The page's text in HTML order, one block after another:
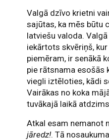
Valgā dzīvo krietni
sajūtas, ka mēs būtu
latviešu valoda.
iekārtots skvēriņš,
piemēram, ir senākā
pie rātsnama esošās
viegli iztēloties, kādi
Vairākas no koka
tuvākajā laikā
Atkal esam nemanot
jāredz!. Tā